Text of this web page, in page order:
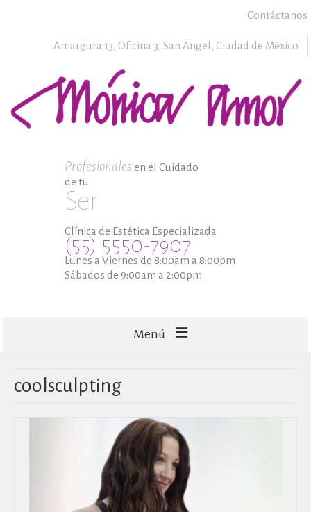
Contáctanos
Amargura 13, Oficina 3, San Ángel, Ciudad de México
Profesionales en el Cuidado
de tu
Ser
Clínica de Estética Especializada
(55) 5550-7907
Lunes a Viernes de 8:00am a 8:00pm
Sábados de 9:00am a 2:00pm
Menú
CAPILARES
TECNOLOGÍA
coolsculpting